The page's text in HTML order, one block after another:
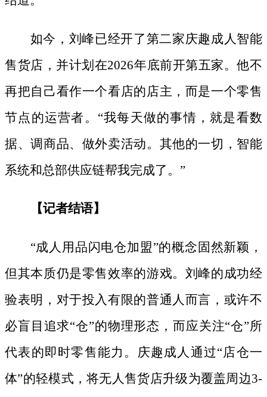
如今，刘峰已经开了第二家庆趣成人智能
售货店，并计划在2026年底前开第五家。他不
再把自己看作一个看店的店主，而是一个零售
节点的运营者。“我每天做的事情，就是看数
据、调商品、做外卖活动。其他的一切，智能
系统和总部供应链帮我完成了。”
【记者结语】
“成人用品闪电仓加盟”的概念固然新颖，
但其本质仍是零售效率的游戏。刘峰的成功经
验表明，对于投入有限的普通人而言，或许不
必盲目追求“仓”的物理形态，而应关注“仓”所
代表的即时零售能力。庆趣成人通过“店仓一
体”的轻模式，将无人售货店升级为覆盖周边3-